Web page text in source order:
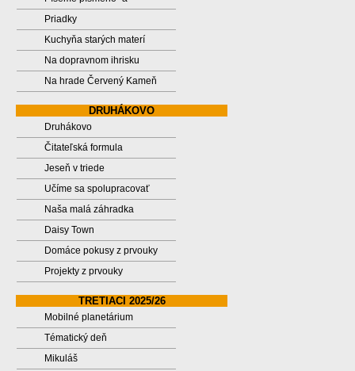
Priadky
Kuchyňa starých materí
Na dopravnom ihrisku
Na hrade Červený Kameň
DRUHÁKOVO
Druhákovo
Čitateľská formula
Jeseň v triede
Učíme sa spolupracovať
Naša malá záhradka
Daisy Town
Domáce pokusy z prvouky
Projekty z prvouky
TRETIACI 2025/26
Mobilné planetárium
Tématický deň
Mikuláš